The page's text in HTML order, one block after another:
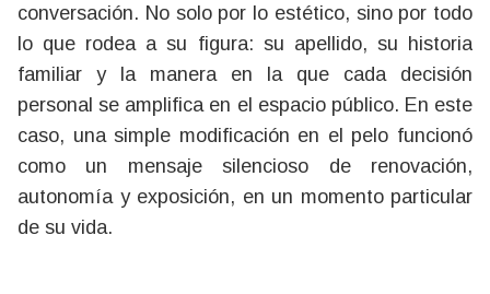
conversación. No solo por lo estético, sino por todo
lo que rodea a su figura: su apellido, su historia
familiar y la manera en la que cada decisión
personal se amplifica en el espacio público. En este
caso, una simple modificación en el pelo funcionó
como un mensaje silencioso de renovación,
autonomía y exposición, en un momento particular
de su vida.